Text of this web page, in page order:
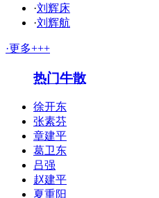
·刘辉床
·刘辉航
·更多+++
热门牛散
徐开东
张素芬
章建平
葛卫东
吕强
赵建平
夏重阳